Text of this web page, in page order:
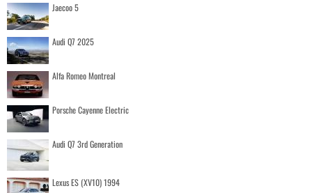
Jaecoo 5
Audi Q7 2025
Alfa Romeo Montreal
Porsche Cayenne Electric
Audi Q7 3rd Generation
Lexus ES (XV10) 1994